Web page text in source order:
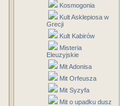
Kosmogonia
Kult Asklepiosa w
Grecji
Kult Kabirów
Misteria
Eleuzyjskie
Mit Adonisa
Mit Orfeusza
Mit Syzyfa
Mit o upadku dusz